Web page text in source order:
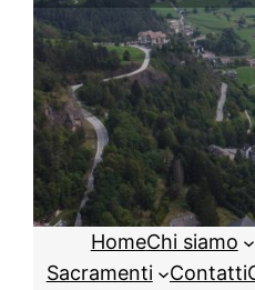
HomeChi siamo
Sacramenti
Contatti